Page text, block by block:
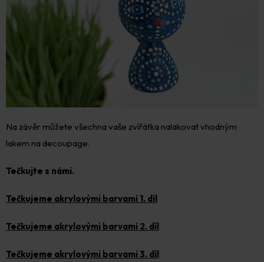
Na závěr můžete všechna vaše zvířátka nalakovat vhodným
lakem na decoupage.
Tečkujte s námi.
Tečkujeme akrylovými barvami 1. díl
Tečkujeme akrylovými barvami 2. díl
Tečkujeme akrylovými barvami 3. díl